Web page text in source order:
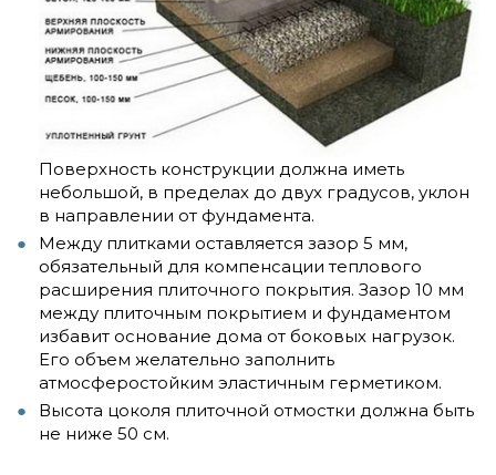
Поверхность конструкции должна иметь
небольшой, в пределах до двух градусов, уклон
в направлении от фундамента.
Между плитками оставляется зазор 5 мм,
обязательный для компенсации теплового
расширения плиточного покрытия. Зазор 10 мм
между плиточным покрытием и фундаментом
избавит основание дома от боковых нагрузок.
Его объем желательно заполнить
атмосферостойким эластичным герметиком.
Высота цоколя плиточной отмостки должна быть
не ниже 50 см.